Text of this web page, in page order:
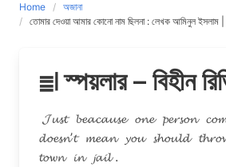
Home
অজানা
তোমার দেওয়া আমার কোনো নাম ছিলনা : লেখক আমিনুল
≣∣ স্পয়লার – বিহীন
𝓙𝓾𝓼𝓽 𝓫𝓮𝓪𝓬𝓪𝓾𝓼𝓮 𝓸𝓷𝓮 𝓹𝓮𝓻𝓼𝓸𝓷
𝓭𝓸𝓮𝓼𝓷’𝓽 𝓶𝓮𝓪𝓷 𝔂𝓸𝓾 𝓼𝓱𝓸𝓾𝓵𝓭
𝓽𝓸𝔀𝓷 𝓲𝓷 𝓳𝓪𝓲𝓵 .